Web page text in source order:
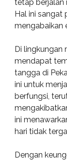
tetap berjalan
Hal ini sangat
mengabaikan
Di lingkungan
mendapat
tangga di
ini untuk
berfungsi,
ini
hari tidak
Dengan